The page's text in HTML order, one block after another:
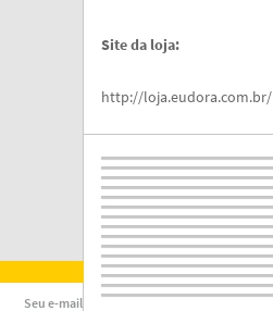
Site da loja:
http://loja.eudora.com.br/